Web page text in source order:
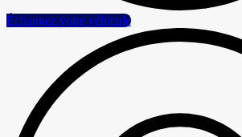
Échangez votre véhicule